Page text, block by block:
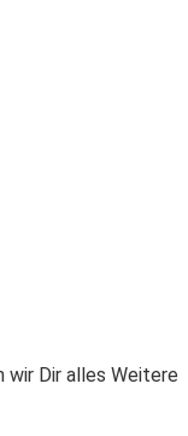
wir Dir alles Weitere